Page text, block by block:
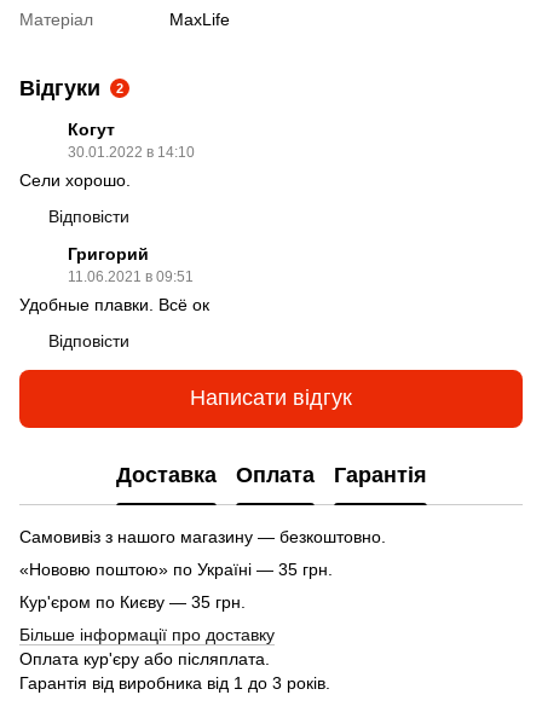
Матеріал MaxLife
Відгуки 2
Когут
30.01.2022 в 14:10
Сели хорошо.
Відповісти
Григорий
11.06.2021 в 09:51
Удобные плавки. Всё ок
Відповісти
Написати відгук
Доставка Оплата Гарантія
Самовивіз з нашого магазину — безкоштовно.
«Нововю поштою» по Україні — 35 грн.
Кур'єром по Києву — 35 грн.
Більше інформації про доставку
Оплата кур'єру або післяплата.
Гарантія від виробника від 1 до 3 років.